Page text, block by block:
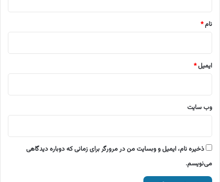
نام*
ایمیل*
وب‌ سایت
ذخیره نام، ایمیل و وبسایت من در مرورگر برای زمانی که دوباره دیدگاهی
می‌نویسم.